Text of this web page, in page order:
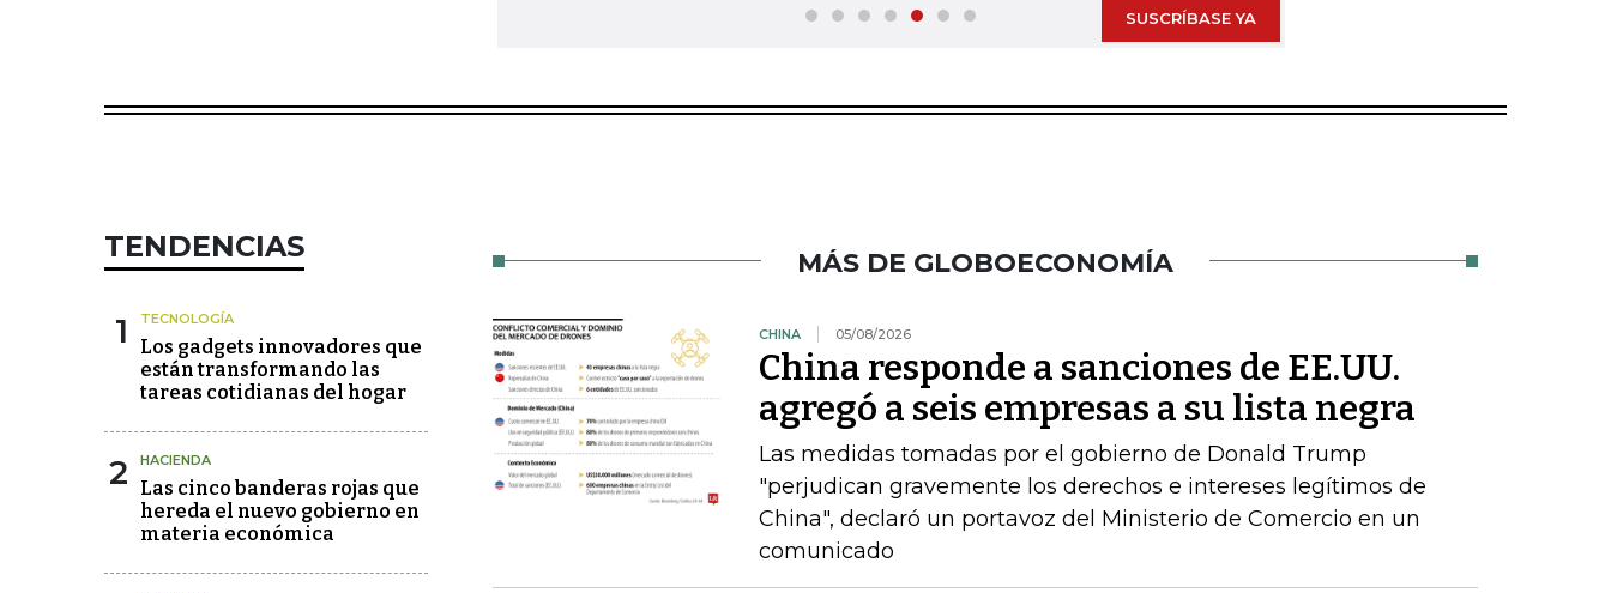
SUSCRÍBASE YA
TENDENCIAS
1 TECNOLOGÍA
Los gadgets innovadores que
están transformando las
tareas cotidianas del hogar
2 HACIENDA
Las cinco banderas rojas que
hereda el nuevo gobierno en
materia económica
MÁS DE GLOBOECONOMÍA
CHINA 05/08/2026
China responde a sanciones de EE.UU.
agregó a seis empresas a su lista negra
Las medidas tomadas por el gobierno de Donald Trump
"perjudican gravemente los derechos e intereses legítimos de
China", declaró un portavoz del Ministerio de Comercio en un
comunicado